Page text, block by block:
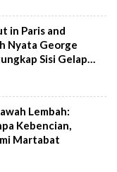
in Paris and
Nyata George
Sisi Gelap
Lembah:
Kebencian,
Martabat